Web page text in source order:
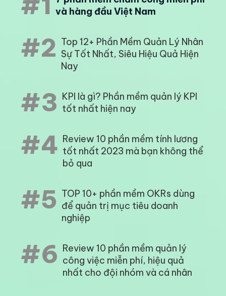
và hàng đầu Việt Nam
#2 Top 12+ Phần Mềm Quản Lý Nhân
Sự Tốt Nhất, Siêu Hiệu Quả Hiện
Nay
#3 KPI là gì? Phần mềm quản lý KPI
tốt nhất hiện nay
#4 Review 10 phần mềm tính lương
tốt nhất 2023 mà bạn không thể
bỏ qua
#5 TOP 10+ phần mềm OKRs dùng
để quản trị mục tiêu doanh
nghiệp
#6 Review 10 phần mềm quản lý
công việc miễn phí, hiệu quả
nhất cho đội nhóm và cá nhân